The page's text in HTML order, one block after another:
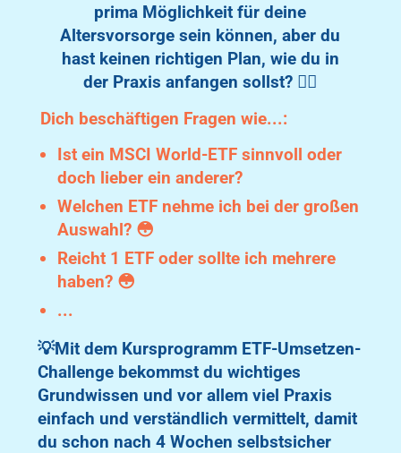
Dich beschäftigen Fragen wie...:
prima Möglichkeit für deine
Altersvorsorge sein können, aber du
hast keinen richtigen Plan, wie du in
der Praxis anfangen sollst? 😵‍💫
💡Mit dem Kursprogramm ETF-Umsetzen-
Challenge bekommst du wichtiges
Grundwissen und vor allem viel Praxis
einfach und verständlich vermittelt, damit
du schon nach 4 Wochen selbstsicher
Ist ein MSCI World-ETF sinnvoll oder
doch lieber ein anderer?
Welchen ETF nehme ich bei der großen
Auswahl? 😳
Reicht 1 ETF oder sollte ich mehrere
haben? 😳
...